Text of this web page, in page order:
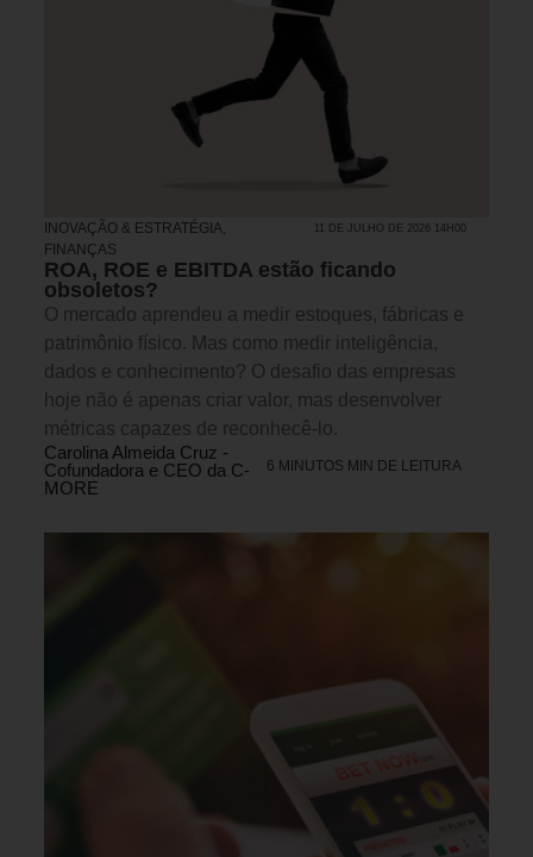
INOVAÇÃO & ESTRATÉGIA,
FINANÇAS
11 DE JULHO DE 2026 14H00
ROA, ROE e EBITDA estão ficando
obsoletos?
O mercado aprendeu a medir estoques, fábricas e
patrimônio físico. Mas como medir inteligência,
dados e conhecimento? O desafio das empresas
hoje não é apenas criar valor, mas desenvolver
métricas capazes de reconhecê-lo.
Carolina Almeida Cruz -
Cofundadora e CEO da C-
MORE
6 MINUTOS MIN DE LEITURA